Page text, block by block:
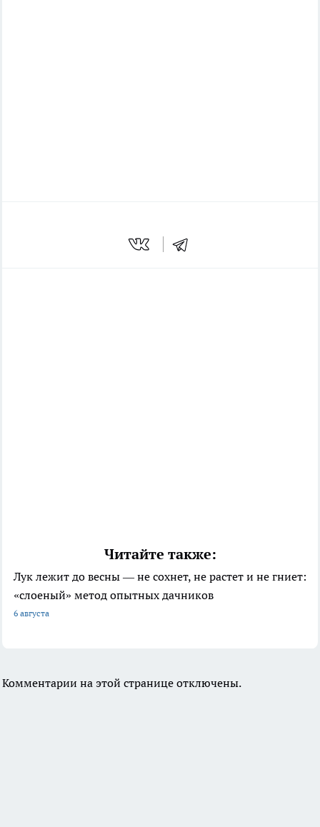
Читайте также:
Лук лежит до весны — не сохнет, не растет и не гниет:
«слоеный» метод опытных дачников
6 августа
Комментарии на этой странице отключены.